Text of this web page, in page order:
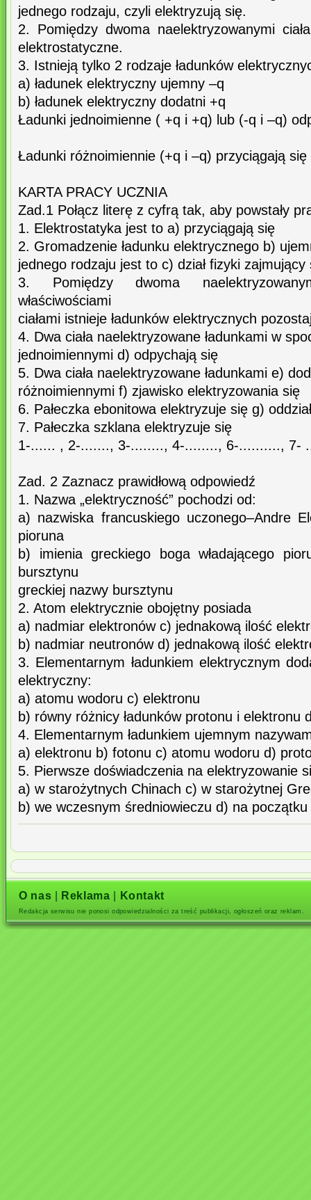
jednego rodzaju, czyli elektryzują się.
2. Pomiędzy dwoma naelektryzowanymi
elektrostatyczne.
3. Istnieją tylko 2 rodzaje ładunków
a) ładunek elektryczny ujemny –q
b) ładunek elektryczny dodatni +q
Ładunki jednoimienne ( +q i +q) lub (-q i –q)
Ładunki różnoimiennie (+q i –q) przyciągają się
KARTA PRACY UCZNIA
Zad.1 Połącz literę z cyfrą tak, aby powstały
1. Elektrostatyka jest to a) przyciągają się
2. Gromadzenie ładunku elektrycznego b)
jednego rodzaju jest to c) dział fizyki zajmujący
3. Pomiędzy dwoma
właściwościami
ciałami istnieje ładunków elektrycznych
4. Dwa ciała naelektryzowane ładunkami w
jednoimiennymi d) odpychają się
5. Dwa ciała naelektryzowane ładunkami e)
różnoimiennymi f) zjawisko elektryzowania się
6. Pałeczka ebonitowa elektryzuje się g)
7. Pałeczka szklana elektryzuje się
1-...... , 2-......., 3-........, 4-........, 6-.........., 7-
Zad. 2 Zaznacz prawidłową odpowiedź
1. Nazwa „elektryczność” pochodzi od:
a) nazwiska francuskiego uczonego–Andre
pioruna
b) imienia greckiego boga władającego
bursztynu
greckiej nazwy bursztynu
2. Atom elektrycznie obojętny posiada
a) nadmiar elektronów c) jednakową ilość
b) nadmiar neutronów d) jednakową ilość
3. Elementarnym ładunkiem elektrycznym
elektryczny:
a) atomu wodoru c) elektronu
b) równy różnicy ładunków protonu i elektronu
4. Elementarnym ładunkiem ujemnym
a) elektronu b) fotonu c) atomu wodoru d)
5. Pierwsze doświadczenia na elektryzowanie
a) w starożytnych Chinach c) w starożytnej
b) we wczesnym średniowieczu d) na
O nas Reklama Kontakt
Redakcja serwisu nie ponosi odpowiedzialności za treść publikacji, ogłoszeń oraz reklam.